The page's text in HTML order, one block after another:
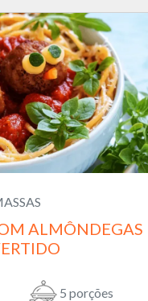
ALMÔNDEGAS
5 porções